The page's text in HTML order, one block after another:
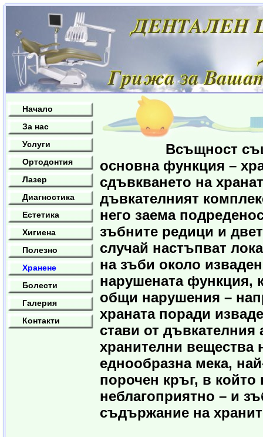
Начало
За нас
Услуги
Ортодонтия
Лазер
Диагностика
Естетика
Хигиена
Полезно
Хранене
Болести
Галерия
Контакти
Всъщност
основна функция –
сдъвкването на
дъвкателният
него заема
зъбните редици и
случай настъпват
на зъби около
нарушената функция,
общи нарушения –
храната поради
стави от
хранителни вещества
еднообразна мека,
порочен кръг, в който
неблагоприятно – и
съдържание на